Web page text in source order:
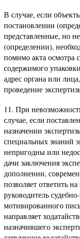
В случае, если
постановлении
представленные, но
(определении),
помимо акта осмотра
содержимого
адрес органа или
проведение
11. При
случае, если
назначении
специальных знаний
непригодны или
дачи заключения
дополнении,
позволяет ответить
руководитель
мотивированного
направляет
назначившего